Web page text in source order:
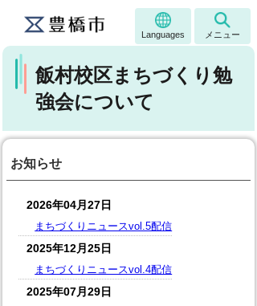
Languages メニュー
飯村校区まちづくり勉
強会について
お知らせ
2026年04月27日
まちづくりニュースvol.5配信
2025年12月25日
まちづくりニュースvol.4配信
2025年07月29日